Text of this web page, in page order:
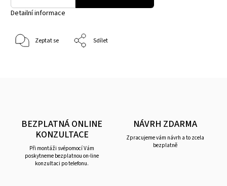
Detailní informace
Zeptat se Sdílet
BEZPLATNÁ ONLINE
KONZULTACE
Při montáži svépomocí Vám
poskytneme bezplatnou on-line
konzultaci po telefonu.
NÁVRH ZDARMA
Zpracujeme vám návrh a to zcela
bezplatně